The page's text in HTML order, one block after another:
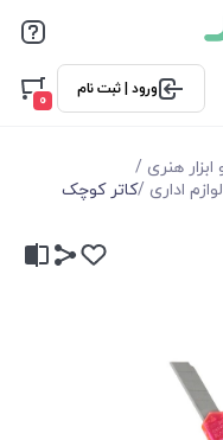
ورود | ثبت نام
0
ابزار هنری /
اداری /کاتر کوچک